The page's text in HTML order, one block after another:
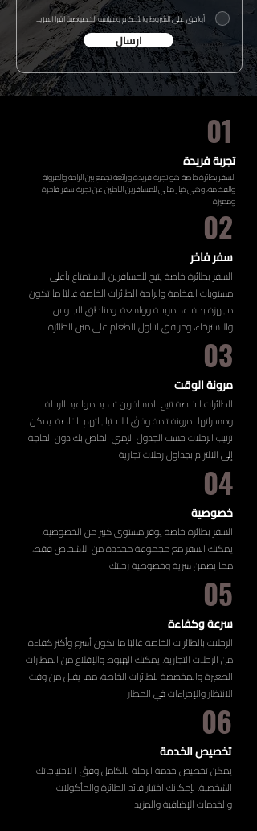
أوافق على الشروط والأحكام وسياسة الخصوصيةاقرا المزيد
ارسال
01
تجربة فريدة
السفر بطائرة خاصة هو تجربة فريدة ورائعة تجمع بين الراحة والمرونة
والفخامة، وهي خيار مثالي للمسافرين الباحثين عن تجربة سفر فاخرة
ومميزة
02
سفر فاخر
السفر بطائرة خاصة يتيح للمسافرين الاستمتاع بأعلى
مستويات الفخامة والراحة الطائرات الخاصة غالبًا ما تكون
مجهزة بمقاعد مريحة وواسعة، ومناطق للجلوس
والاسترخاء، ومرافق لتناول الطعام على متن الطائرة
03
مرونة الوقت
الطائرات الخاصة تتيح للمسافرين تحديد مواعيد الرحلة
ومساراتها بمرونة تامة وفقً ا لاحتياجاتهم الخاصة. يمكن
ترتيب الرحلات حسب الجدول الزمني الخاص بك دون الحاجة
إلى الالتزام بجداول رحلات تجارية
04
خصوصية
السفر بطائرة خاصة يوفر مستوى كبير من الخصوصية.
يمكنك السفر مع مجموعة محددة من الأشخاص فقط،
مما يضمن سرية وخصوصية رحلتك
05
سرعة وكفاءة
الرحلات بالطائرات الخاصة غالبًا ما تكون أسرع وأكثر كفاءة
من الرحلات التجارية. يمكنك الهبوط والإقلاع من المطارات
الصغيرة والمخصصة للطائرات الخاصة، مما يقلل من وقت
الانتظار والإجراءات في المطار
06
تخصيص الخدمة
يمكن تخصيص خدمة الرحلة بالكامل وفقً ا لاحتياجاتك
الشخصية. بإمكانك اختيار قائد الطائرة والمأكولات
والخدمات الإضافية والمزيد